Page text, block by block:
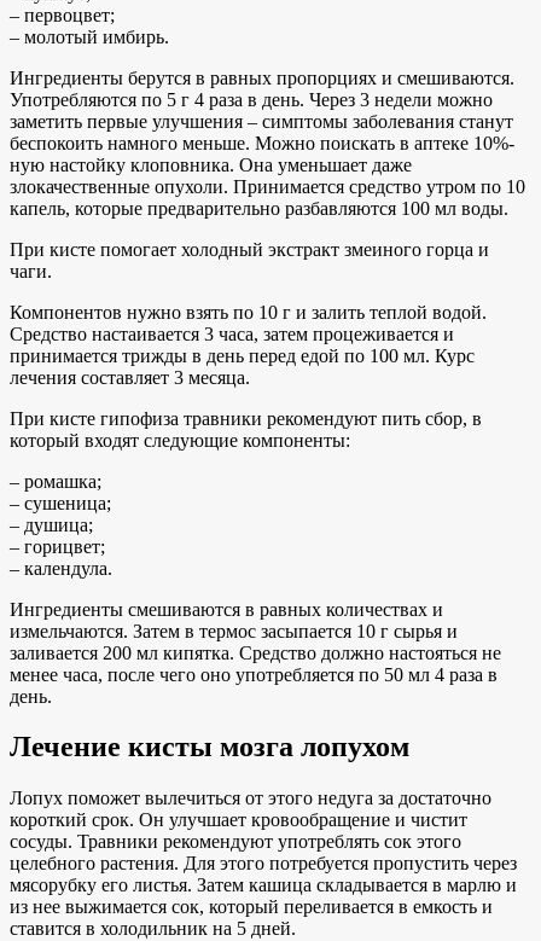
– первоцвет;
– молотый имбирь.
Ингредиенты берутся в равных пропорциях и смешиваются.
Употребляются по 5 г 4 раза в день. Через 3 недели можно
заметить первые улучшения – симптомы заболевания станут
беспокоить намного меньше. Можно поискать в аптеке 10%-
ную настойку клоповника. Она уменьшает даже
злокачественные опухоли. Принимается средство утром по 10
капель, которые предварительно разбавляются 100 мл воды.
При кисте помогает холодный экстракт змеиного горца и
чаги.
Компонентов нужно взять по 10 г и залить теплой водой.
Средство настаивается 3 часа, затем процеживается и
принимается трижды в день перед едой по 100 мл. Курс
лечения составляет 3 месяца.
При кисте гипофиза травники рекомендуют пить сбор, в
который входят следующие компоненты:
– ромашка;
– сушеница;
– душица;
– горицвет;
– календула.
Ингредиенты смешиваются в равных количествах и
измельчаются. Затем в термос засыпается 10 г сырья и
заливается 200 мл кипятка. Средство должно настояться не
менее часа, после чего оно употребляется по 50 мл 4 раза в
день.
Лечение кисты мозга лопухом
Лопух поможет вылечиться от этого недуга за достаточно
короткий срок. Он улучшает кровообращение и чистит
сосуды. Травники рекомендуют употреблять сок этого
целебного растения. Для этого потребуется пропустить через
мясорубку его листья. Затем кашица складывается в марлю и
из нее выжимается сок, который переливается в емкость и
ставится в холодильник на 5 дней.